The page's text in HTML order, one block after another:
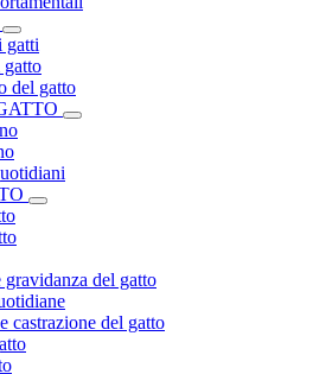
gatti
del gatto
del gatto
castrazione del gatto